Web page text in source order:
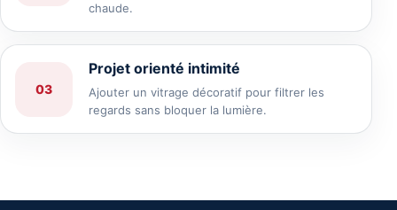
chaude.
03
Projet orienté intimité
Ajouter un vitrage décoratif pour filtrer les
regards sans bloquer la lumière.